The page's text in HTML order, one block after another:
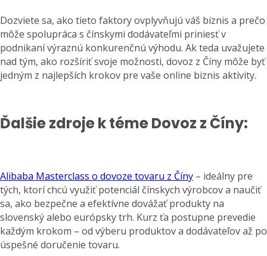
Dozviete sa, ako tieto faktory ovplyvňujú váš biznis a prečo
môže spolupráca s čínskymi dodávateľmi priniesť v
podnikaní výraznú konkurenčnú výhodu. Ak teda uvažujete
nad tým, ako rozšíriť svoje možnosti, dovoz z Číny môže byť
jedným z najlepších krokov pre vaše online biznis aktivity.
Ďalšie zdroje k téme Dovoz z Číny:
Alibaba Masterclass o dovoze tovaru z Číny – ideálny pre
tých, ktorí chcú využiť potenciál čínskych výrobcov a naučiť
sa, ako bezpečne a efektívne dovážať produkty na
slovenský alebo európsky trh. Kurz ťa postupne prevedie
každým krokom – od výberu produktov a dodávateľov až po
úspešné doručenie tovaru.